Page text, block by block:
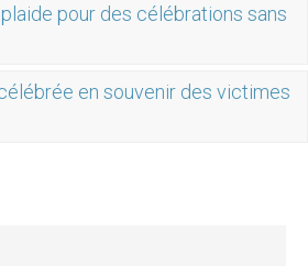
pour des célébrations sans
en souvenir des victimes